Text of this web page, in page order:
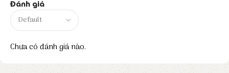
Đánh giá
Chưa có đánh giá nào.